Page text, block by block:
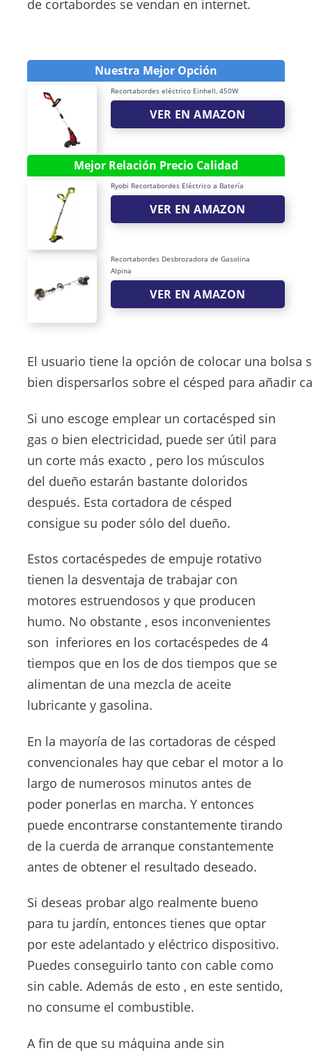
de cortabordes se vendan en internet.
Nuestra Mejor Opción
Recortabordes eléctrico Einhell, 450W
VER EN AMAZON
Mejor Relación Precio Calidad
Ryobi Recortabordes Eléctrico a Batería
VER EN AMAZON
Recortabordes Desbrozadora de Gasolina
Alpina
VER EN AMAZON
El usuario tiene la opción de colocar una bolsa
bien dispersarlos sobre el césped para añadir
Si uno escoge emplear un cortacésped sin
gas o bien electricidad, puede ser útil para
un corte más exacto , pero los músculos
del dueño estarán bastante doloridos
después. Esta cortadora de césped
consigue su poder sólo del dueño.
Estos cortacéspedes de empuje rotativo
tienen la desventaja de trabajar con
motores estruendosos y que producen
humo. No obstante , esos inconvenientes
son inferiores en los cortacéspedes de 4
tiempos que en los de dos tiempos que se
alimentan de una mezcla de aceite
lubricante y gasolina.
En la mayoría de las cortadoras de césped
convencionales hay que cebar el motor a lo
largo de numerosos minutos antes de
poder ponerlas en marcha. Y entonces
puede encontrarse constantemente tirando
de la cuerda de arranque constantemente
antes de obtener el resultado deseado.
Si deseas probar algo realmente bueno
para tu jardín, entonces tienes que optar
por este adelantado y eléctrico dispositivo.
Puedes conseguirlo tanto con cable como
sin cable. Además de esto , en este sentido,
no consume el combustible.
A fin de que su máquina ande sin